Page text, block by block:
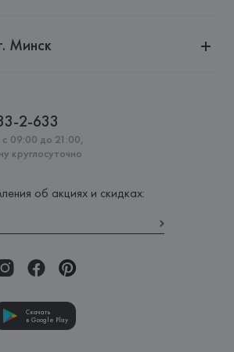
Минск
2-633
09:00 до 21:00,
круглосуточно
об акциях и скидках:
Скачать
в Google Play